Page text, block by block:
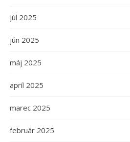
júl 2025
jún 2025
máj 2025
apríl 2025
marec 2025
február 2025